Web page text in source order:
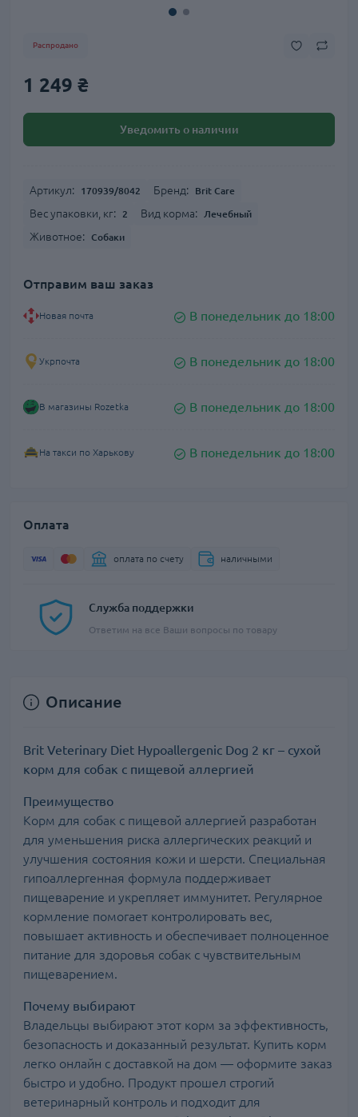
Распродано
1 249 ₴
Уведомить о наличии
Артикул: 170939/8042 Бренд: Brit Care
Вес упаковки, кг: 2 Вид корма: Лечебный
Животное: Собаки
Отправим ваш заказ
Новая почта В понедельник до 18:00
Укрпочта В понедельник до 18:00
В магазины Rozetka В понедельник до 18:00
На такси по Харькову В понедельник до 18:00
Оплата
оплата по счету наличными
Служба поддержки
Ответим на все Ваши вопросы по товару
Описание
Brit Veterinary Diet Hypoallergenic Dog 2 кг – сухой
корм для собак с пищевой аллергией
Преимущество
Корм для собак с пищевой аллергией разработан
для уменьшения риска аллергических реакций и
улучшения состояния кожи и шерсти. Специальная
гипоаллергенная формула поддерживает
пищеварение и укрепляет иммунитет. Регулярное
кормление помогает контролировать вес,
повышает активность и обеспечивает полноценное
питание для здоровья собак с чувствительным
пищеварением.
Почему выбирают
Владельцы выбирают этот корм за эффективность,
безопасность и доказанный результат. Купить корм
легко онлайн с доставкой на дом — оформите заказ
быстро и удобно. Продукт прошел строгий
ветеринарный контроль и подходит для